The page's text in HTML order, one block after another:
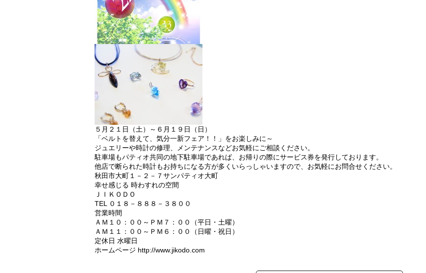
５月２１日（土）～６月１９日（日）
「ベルトを替えて、気分一新フェア！！」をお楽しみに～
ジュエリーや時計の修理、メンテナンスなどお気軽にご相談ください。
駐車場もパティオ共同の地下駐車場であれば、お帰りの際にサービス券を発行しております。
他店で断られた時計もお持ちになる方が多くいらっしゃいますので、お気軽にお問合せください。
秋田市大町１－２－７サンパティオ大町
幸せ感じる 時わすれの空間
ＪＩＫＯＤＯ
TEL ０１８－８８８－３８００
営業時間
ＡＭ１０：００～ＰＭ７：００（平日・土曜）
ＡＭ１１：００～ＰＭ６：００（日曜・祝日）
定休日 水曜日
ホームページ http://www.jikodo.com